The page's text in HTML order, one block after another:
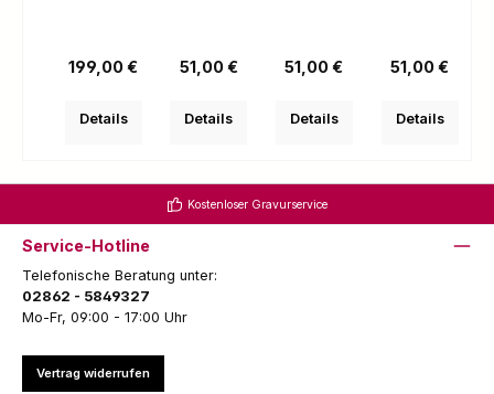
Regulärer Preis:
199,00 €
Details
Regulärer Preis:
51,00 €
Details
Regulärer Preis:
51,00 €
Details
Regulärer
51,00 €
Details
Kostenloser Gravurservice
Service-Hotline
Telefonische Beratung unter:
02862 - 5849327
Mo-Fr, 09:00 - 17:00 Uhr
Vertrag widerrufen